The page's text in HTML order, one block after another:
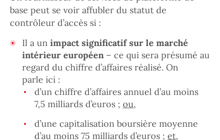
base peut se voir affubler du statut de
contrôleur d’accès si :
Il a un impact significatif sur le marché
intérieur européen – ce qui sera présumé au
regard du chiffre d’affaires réalisé. On
parle ici :
d’un chiffre d’affaires annuel d’au moins
7,5 milliards d’euros ; ou,
d’une capitalisation boursière moyenne
d’au moins 75 milliards d’euros ; et,